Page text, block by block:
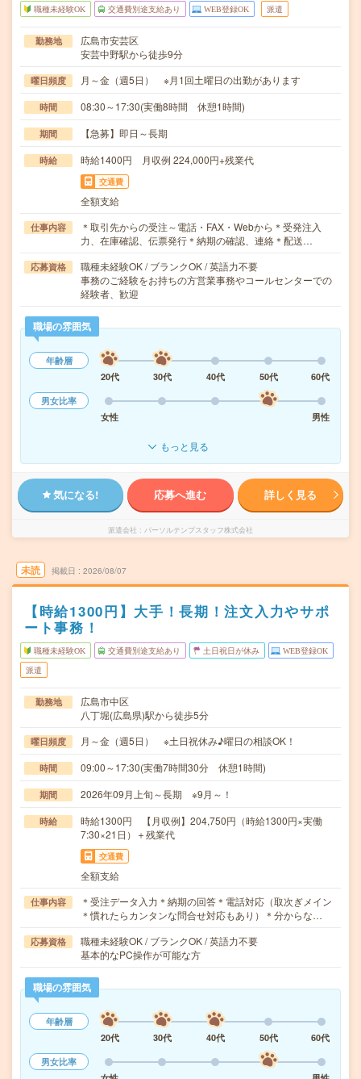
職種未経験OK 交通費別途支給あり WEB登録OK 派遣
勤務地
広島市安芸区
安芸中野駅から徒歩9分
曜日頻度 月～金（週5日） ※月1回土曜日の出勤があります
時間 08:30～17:30(実働8時間 休憩1時間)
期間 【急募】即日～長期
時給 時給1400円 月収例 224,000円+残業代
交通費
全額支給
仕事内容
＊取引先からの受注～電話・FAX・Webから＊受発注入
力、在庫確認、伝票発行＊納期の確認、連絡＊配送…
応募資格
職種未経験OK / ブランクOK / 英語力不要
事務のご経験をお持ちの方営業事務やコールセンターでの
経験者、歓迎
職場の雰囲気
年齢層
20代
30代 40代 50代
60代
男女比率
女性
男性
もっと見る
気になる! 応募へ進む 詳しく見る
派遣会社 パーソルテンプスタッフ株式会社
未読 掲載日 2026/08/07
【時給1300円】大手！長期！注文入力やサポ
ート事務！
職種未経験OK 交通費別途支給あり 土日祝日が休み WEB登録OK
派遣
勤務地
広島市中区
八丁堀(広島県)駅から徒歩5分
曜日頻度 月～金（週5日） ※土日祝休み♪曜日の相談OK！
時間 09:00～17:30(実働7時間30分 休憩1時間)
期間 2026年09月上旬～長期 ※9月～！
時給
時給1300円 【月収例】204,750円（時給1300円×実働
7:30×21日）＋残業代
交通費
全額支給
仕事内容
＊受注データ入力＊納期の回答＊電話対応（取次ぎメイン
＊慣れたらカンタンな問合せ対応もあり）＊分からな…
応募資格
職種未経験OK / ブランクOK / 英語力不要
基本的なPC操作が可能な方
職場の雰囲気
年齢層
20代
30代 40代 50代
60代
男女比率